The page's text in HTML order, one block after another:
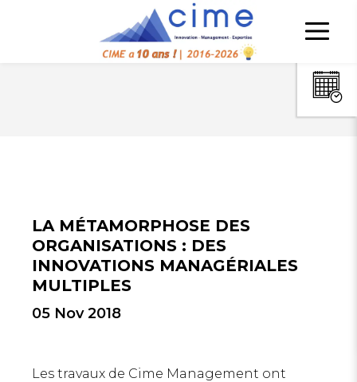
LA MÉTAMORPHOSE DES
ORGANISATIONS : DES
INNOVATIONS MANAGÉRIALES
MULTIPLES
05 Nov 2018
Les travaux de Cime Management ont